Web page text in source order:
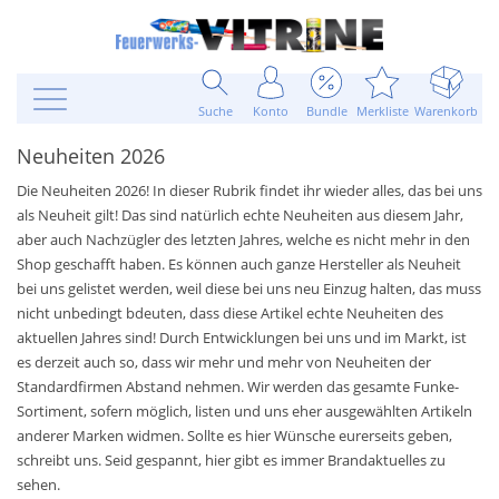
Suche Konto Bundle Merkliste Warenkorb
Neuheiten 2026
Die Neuheiten 2026! In dieser Rubrik findet ihr wieder alles, das bei uns
als Neuheit gilt! Das sind natürlich echte Neuheiten aus diesem Jahr,
aber auch Nachzügler des letzten Jahres, welche es nicht mehr in den
Shop geschafft haben. Es können auch ganze Hersteller als Neuheit
bei uns gelistet werden, weil diese bei uns neu Einzug halten, das muss
nicht unbedingt bdeuten, dass diese Artikel echte Neuheiten des
aktuellen Jahres sind! Durch Entwicklungen bei uns und im Markt, ist
es derzeit auch so, dass wir mehr und mehr von Neuheiten der
Standardfirmen Abstand nehmen. Wir werden das gesamte Funke-
Sortiment, sofern möglich, listen und uns eher ausgewählten Artikeln
anderer Marken widmen. Sollte es hier Wünsche eurerseits geben,
schreibt uns. Seid gespannt, hier gibt es immer Brandaktuelles zu
sehen.